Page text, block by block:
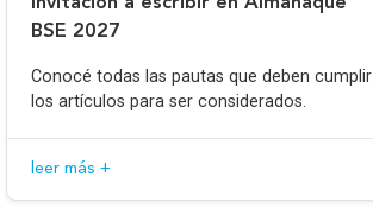
BSE 2027
Conocé todas las pautas que deben cumplir
los artículos para ser considerados.
leer más +